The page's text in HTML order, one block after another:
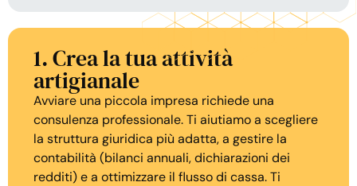
1. Crea la tua attività
artigianale
Avviare una piccola impresa richiede una
consulenza professionale. Ti aiutiamo a scegliere
la struttura giuridica più adatta, a gestire la
contabilità (bilanci annuali, dichiarazioni dei
redditi) e a ottimizzare il flusso di cassa. Ti